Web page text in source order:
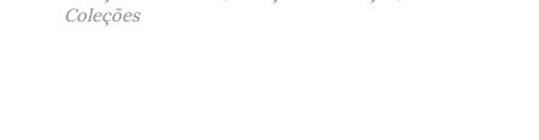
Coleções